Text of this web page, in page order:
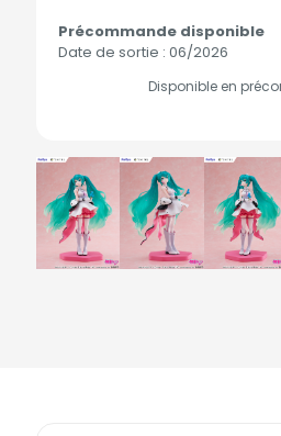
Précommande disponible
Date de sortie : 06/2026
Disponible en